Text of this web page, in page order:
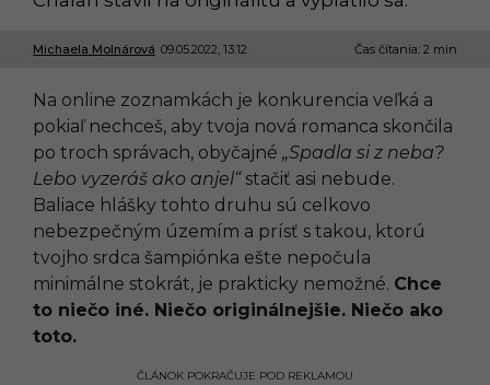
Michaela Molnárová 09.05.2022, 13:12
0
0
.
2
0
2
2
3
1
2
Čas čítania: 2 min
Na online zoznamkách je konkurencia veľká a
pokiaľ nechceš, aby tvoja nová romanca skončila
po troch správach, obyčajné „Spadla si z neba?
Lebo vyzeráš ako anjel“stačiť asi nebude.
Baliace hlášky tohto druhu sú celkovo
nebezpečným územím a prísť s takou, ktorú
tvojho srdca šampiónka ešte nepočula
minimálne stokrát, je prakticky nemožné. Chce
to niečo iné. Niečo originálnejšie. Niečo ako
toto.
ČLÁNOK POKRAČUJE POD REKLAMOU